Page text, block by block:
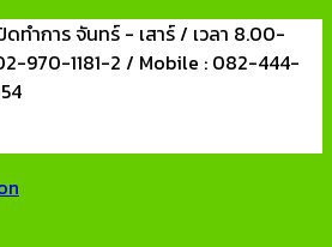
ดทำการ จันทร์ - เสาร์ / เวลา 8.00-
970-1181-2 / Mobile : 082-444-